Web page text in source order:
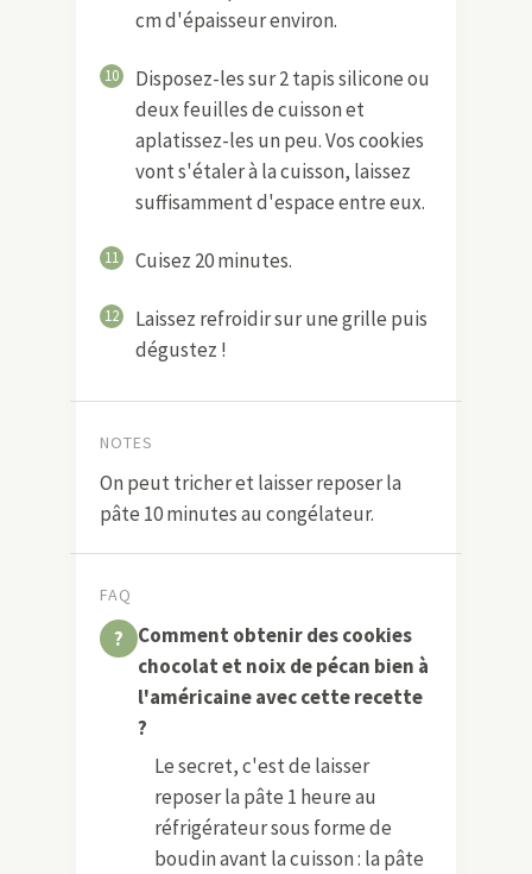
cm d'épaisseur environ.
10
Disposez-les sur 2 tapis silicone ou
deux feuilles de cuisson et
aplatissez-les un peu. Vos cookies
vont s'étaler à la cuisson, laissez
suffisamment d'espace entre eux.
11 Cuisez 20 minutes.
12
Laissez refroidir sur une grille puis
dégustez !
NOTES
On peut tricher et laisser reposer la
pâte 10 minutes au congélateur.
FAQ
Comment obtenir des cookies
chocolat et noix de pécan bien à
l'américaine avec cette recette
?
Le secret, c'est de laisser
reposer la pâte 1 heure au
réfrigérateur sous forme de
boudin avant la cuisson : la pâte